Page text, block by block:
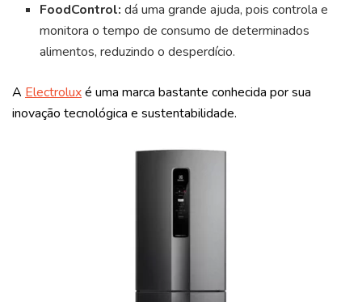
FoodControl:dá uma grande ajuda, pois controla e
monitora o tempo de consumo de determinados
alimentos, reduzindo o desperdício.
A Electroluxé uma marca bastante conhecida por sua
inovação tecnológica e sustentabilidade.